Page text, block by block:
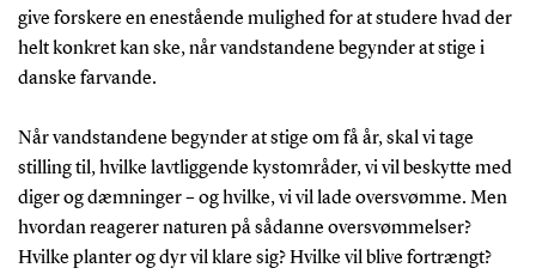
give forskere en enestående mulighed for at studere hvad der
helt konkret kan ske, når vandstandene begynder at stige i
danske farvande.
Når vandstandene begynder at stige om få år, skal vi tage
stilling til, hvilke lavtliggende kystområder, vi vil beskytte med
diger og dæmninger – og hvilke, vi vil lade oversvømme. Men
hvordan reagerer naturen på sådanne oversvømmelser?
Hvilke planter og dyr vil klare sig? Hvilke vil blive fortrængt?